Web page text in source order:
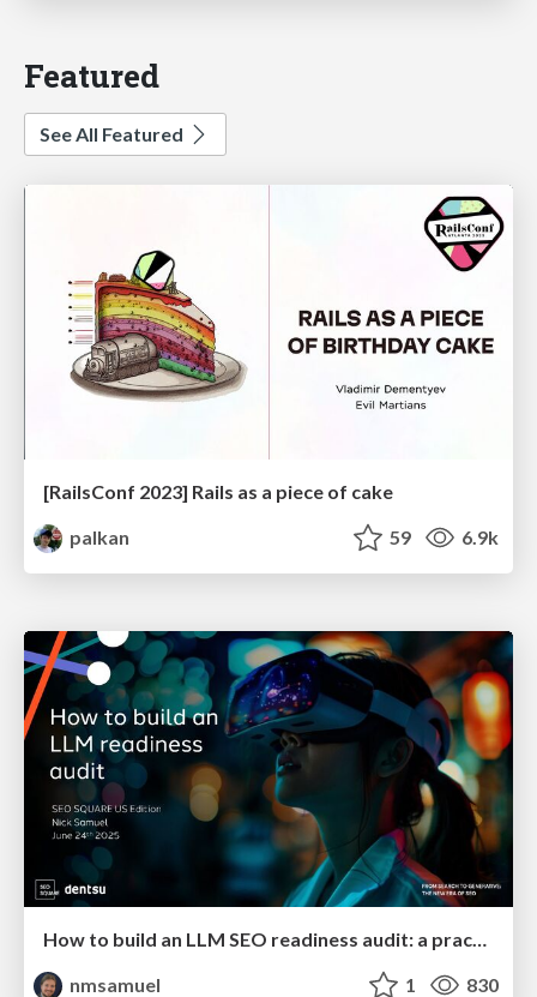
Featured
See All Featured
[RailsConf 2023] Rails as a piece of cake
palkan
59 6.9k
How to build an LLM SEO readiness audit: a practical framework
nmsamuel
1 830